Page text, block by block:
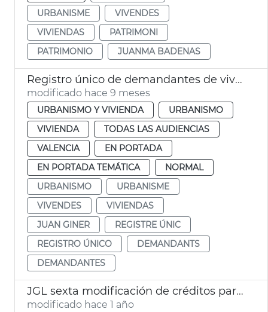
URBANISME
VIVENDES
VIVIENDAS
PATRIMONI
PATRIMONIO
JUANMA BADENAS
Registro único de demandantes de viviendas
modificado hace 9 meses
URBANISMO Y VIVIENDA
URBANISMO
VIVIENDA
TODAS LAS AUDIENCIAS
VALENCIA
EN PORTADA
EN PORTADA TEMÁTICA
NORMAL
URBANISMO
URBANISME
VIVENDES
VIVIENDAS
JUAN GINER
REGISTRE ÚNIC
REGISTRO ÚNICO
DEMANDANTS
DEMANDANTES
JGL sexta modificación de créditos para vivendes La Torre, deuda y descuentos EMT
modificado hace 1 año